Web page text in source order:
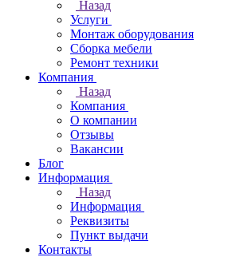
Назад
Услуги
Монтаж оборудования
Сборка мебели
Ремонт техники
Компания
Назад
Компания
О компании
Отзывы
Вакансии
Блог
Информация
Назад
Информация
Реквизиты
Пункт выдачи
Контакты